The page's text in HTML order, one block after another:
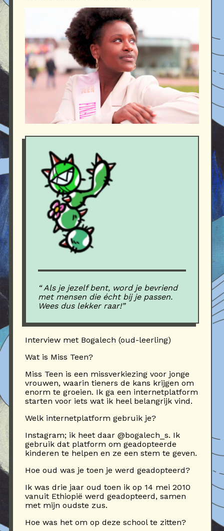
“ Als je jezelf bent, word je bevriend
met mensen die écht bij je passen.
Wees dus lekker raar!”
Interview met Bogalech (oud-leerling)
Wat is Miss Teen?
Miss Teen is een missverkiezing voor jonge
vrouwen, waarin tieners de kans krijgen om
enorm te groeien. Ik ga een internetplatform
starten voor iets wat ik heel belangrijk vind.
Welk internetplatform gebruik je?
Instagram; ik heet daar @bogalech_s. Ik
gebruik dat platform om geadopteerde
kinderen te helpen en ze een stem te geven.
Hoe oud was je toen je werd geadopteerd?
Ik was drie jaar oud toen ik op 14 mei 2010
vanuit Ethiopië werd geadopteerd, samen
met mijn oudste zus.
Hoe was het om op deze school te zitten?